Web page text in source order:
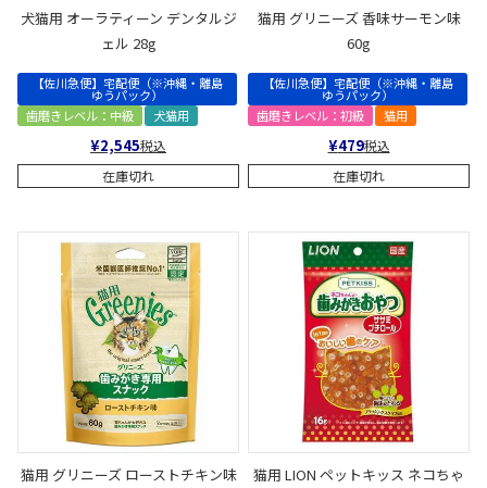
犬猫用 オーラティーン デンタルジ
ェル 28g
【佐川急便】宅配便（※沖縄・離島
ゆうパック）
歯磨きレベル：中級
犬猫用
¥2,545税込
在庫切れ
猫用 グリニーズ 香味サーモン味
60g
【佐川急便】宅配便（※沖縄・離島
ゆうパック）
歯磨きレベル：初級
猫用
¥479税込
在庫切れ
猫用 グリニーズ ローストチキン味
猫用 LION ペットキッス ネコちゃ